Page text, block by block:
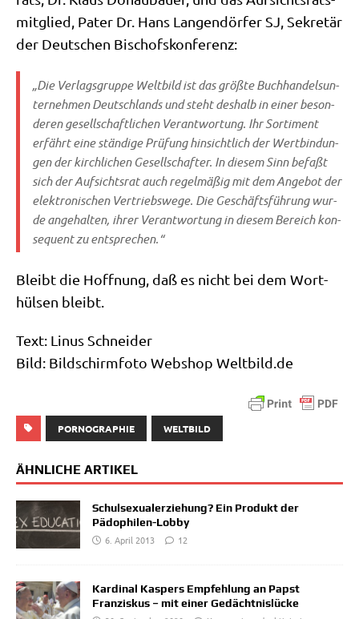
mit­glied, Pater Dr. Hans Lan­gen­dör­fer SJ, Sekre­tär
der Deut­schen Bischofskonferenz:
„Die Ver­lags­grup­pe Welt­bild ist das größ­te Buch­han­dels­un­
ter­neh­men Deutsch­lands und steht des­halb in einer beson­
de­ren gesell­schaft­li­chen Ver­ant­wor­tung. Ihr Sor­ti­ment
erfährt eine stän­di­ge Prü­fung hin­sicht­lich der Wert­bin­dun­
gen der kirch­li­chen Gesell­schaf­ter. In die­sem Sinn befaßt
sich der Auf­sichts­rat auch regel­mä­ßig mit dem Ange­bot der
elek­tro­ni­schen Ver­triebs­we­ge. Die Geschäfts­füh­rung wur­
de ange­hal­ten, ihrer Ver­ant­wor­tung in die­sem Bereich kon­
se­quent zu entsprechen.“
Bleibt die Hoff­nung, daß es nicht bei dem Wort­
hül­sen bleibt.
Text: Linus Schneider
Bild: Bild­schirm­fo­to Web­shop Welt​bild​.de
PORNOGRAPHIE WELTBILD
ÄHNLICHE ARTIKEL
Schulsexualerziehung? Ein Produkt der
Pädophilen-Lobby
6. April 2013
12
Kardinal Kaspers Empfehlung an Papst
Franziskus – mit einer Gedächtnislücke